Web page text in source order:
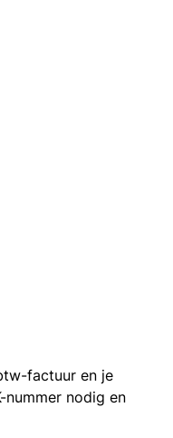
factuur en je
nummer nodig en